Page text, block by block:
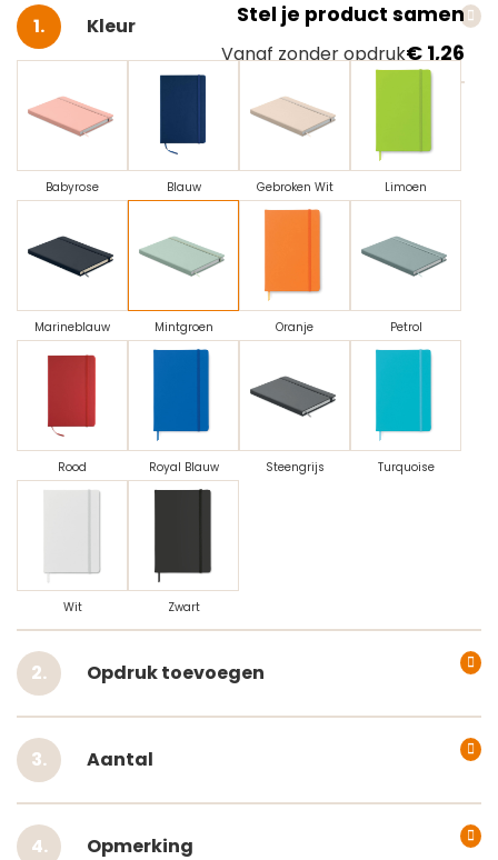
Stel je product samen
Vanaf zonder opdruk€ 1,26
Selecteer
Kleur
Babyrose Blauw Gebroken Wit Limoen
Marineblauw Mintgroen Oranje Petrol
Rood Royal Blauw Steengrijs Turquoise
Wit Zwart
Opdruk toevoegen
Aantal
Opmerking